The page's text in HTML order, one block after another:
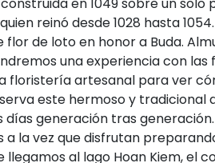
reinó desde 1028 hasta
flor de loto en honor a Buda.
una experiencia con
floristería artesanal para ver
este hermoso y tradicional
días generación tras
la vez que disfrutan
al lago Hoan Kiem, el